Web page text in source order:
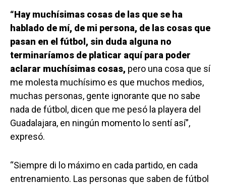
“Hay muchísimas cosas de las que se ha
hablado de mí, de mi persona, de las cosas que
pasan en el fútbol, sin duda alguna no
terminaríamos de platicar aquí para poder
aclarar muchísimas cosas, pero una cosa que sí
me molesta muchísimo es que muchos medios,
muchas personas, gente ignorante que no sabe
nada de fútbol, dicen que me pesó la playera del
Guadalajara, en ningún momento lo sentí así”,
expresó.
“Siempre di lo máximo en cada partido, en cada
entrenamiento. Las personas que saben de fútbol